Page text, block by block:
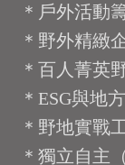
＊戶外活動
＊野外精緻
＊百人菁英
＊ESG與地
＊野地實戰
＊獨立自主